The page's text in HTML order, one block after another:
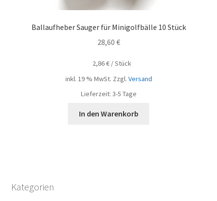
Ballaufheber Sauger für Minigolfbälle 10 Stück
28,60 €
2,86€ /Stück
inkl. 19 % MwSt. Zzgl. Versand
Lieferzeit: 3-5 Tage
In den Warenkorb
Kategorien